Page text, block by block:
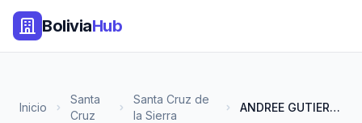
BoliviaHub
Inicio
Santa
Cruz
Santa Cruz de
la Sierra
ANDREE GUTIERREZ ARISPE